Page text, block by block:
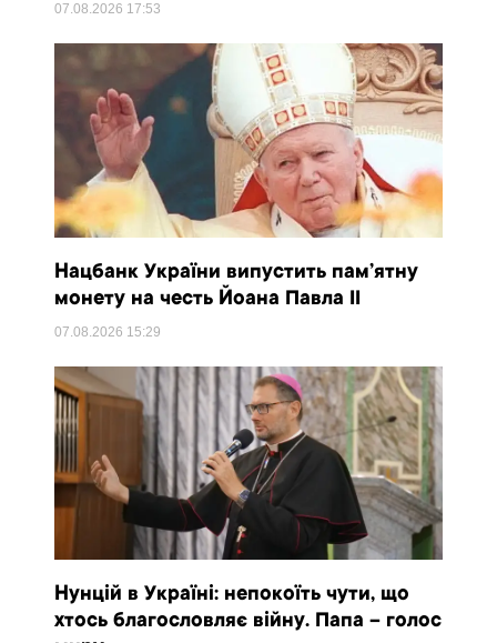
07.08.2026 17:53
Нацбанк України випустить пам’ятну
монету на честь Йоана Павла II
07.08.2026 15:29
Нунцій в Україні: непокоїть чути, що
хтось благословляє війну. Папа – голос